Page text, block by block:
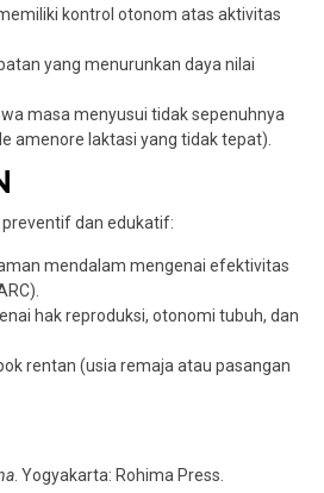
kontrol otonom atas aktivitas
yang menurunkan daya nilai
masa menyusui tidak sepenuhnya
amenore laktasi yang tidak tepat).
dan edukatif:
mendalam mengenai efektivitas
hak reproduksi, otonomi tubuh, dan
rentan (usia remaja atau pasangan
. Yogyakarta: Rohima Press.